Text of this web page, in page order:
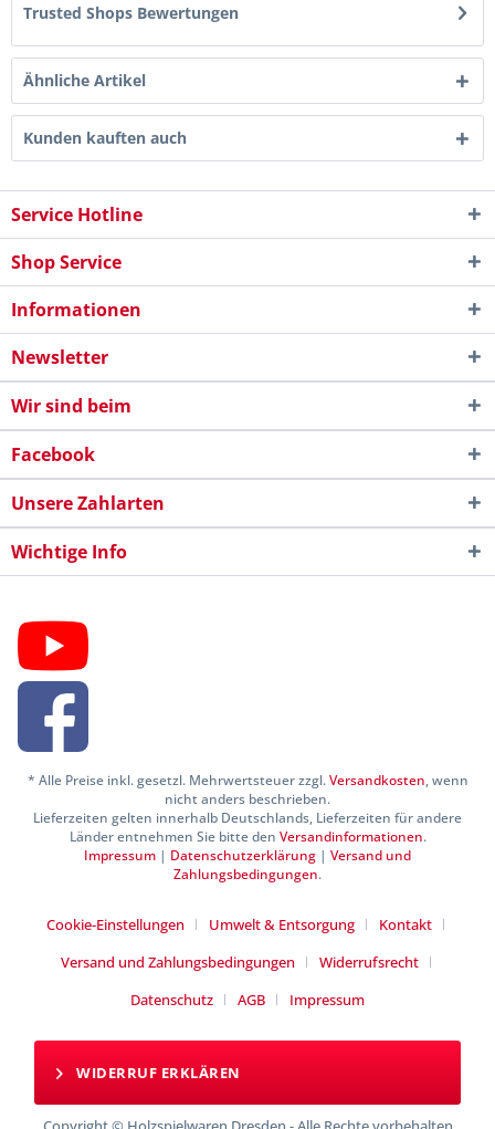
Trusted Shops Bewertungen
Ähnliche Artikel
Kunden kauften auch
Service Hotline
Shop Service
Informationen
Newsletter
Wir sind beim
Facebook
Unsere Zahlarten
Wichtige Info
* Alle Preise inkl. gesetzl. Mehrwertsteuer zzgl.Versandkosten, wenn
nicht anders beschrieben.
Lieferzeiten gelten innerhalb Deutschlands, Lieferzeiten für andere
Länder entnehmen Sie bitte den Versandinformationen.
Impressum | Datenschutzerklärung | Versand und
Zahlungsbedingungen.
Cookie-Einstellungen Umwelt & Entsorgung
Kontakt
Versand und Zahlungsbedingungen
Widerrufsrecht
Datenschutz
AGB Impressum
WIDERRUF ERKLÄREN